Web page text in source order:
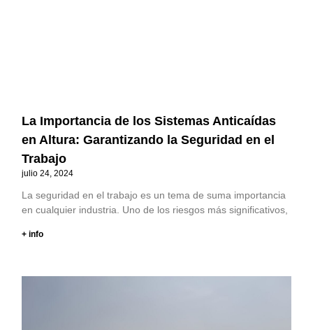
La Importancia de los Sistemas Anticaídas
en Altura: Garantizando la Seguridad en el
Trabajo
julio 24, 2024
La seguridad en el trabajo es un tema de suma importancia
en cualquier industria. Uno de los riesgos más significativos,
+ info